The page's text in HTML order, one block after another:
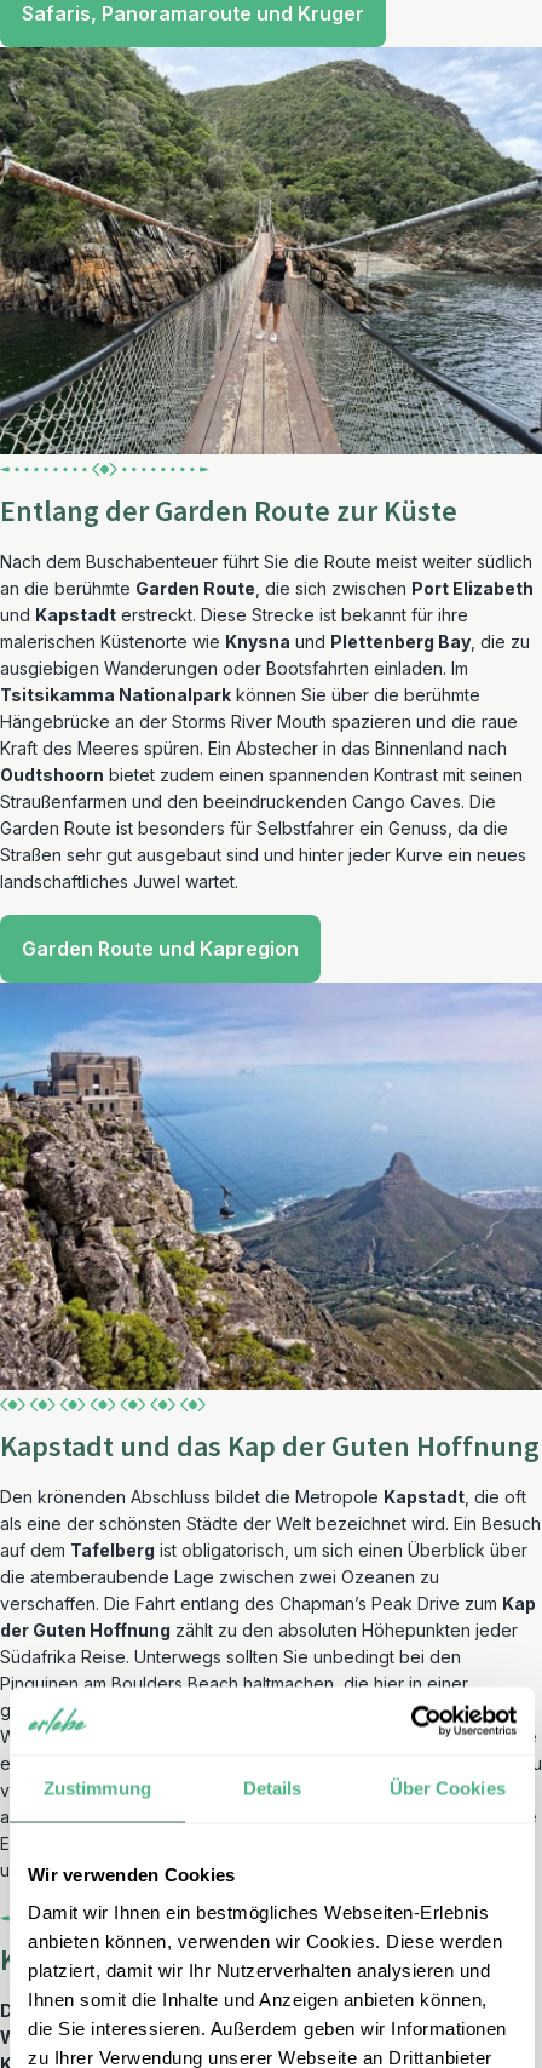
Zustimmung Details Über Cookies
Wir verwenden Cookies
Damit wir Ihnen ein bestmögliches Webseiten-Erlebnis
anbieten können, verwenden wir Cookies. Diese werden
platziert, damit wir Ihr Nutzerverhalten analysieren und
Ihnen somit die Inhalte und Anzeigen anbieten können,
die Sie interessieren. Außerdem geben wir Informationen
zu Ihrer Verwendung unserer Webseite an Drittanbieter
Safaris, Panoramaroute und Kruger
Entlang der Garden Route zur Küste
Nach dem Buschabenteuer führt Sie die Route meist weiter südlich
an die berühmte Garden Route , die sich zwischen Port Elizabeth
und Kapstadt erstreckt. Diese Strecke ist bekannt für ihre
malerischen Küstenorte wie Knysna und Plettenberg Bay , die zu
ausgiebigen Wanderungen oder Bootsfahrten einladen. Im
Tsitsikamma Nationalpark können Sie über die berühmte
Hängebrücke an der Storms River Mouth spazieren und die raue
Kraft des Meeres spüren. Ein Abstecher in das Binnenland nach
Oudtshoorn bietet zudem einen spannenden Kontrast mit seinen
Straußenfarmen und den beeindruckenden Cango Caves. Die
Garden Route ist besonders für Selbstfahrer ein Genuss, da die
Straßen sehr gut ausgebaut sind und hinter jeder Kurve ein neues
landschaftliches Juwel wartet.
Garden Route und Kapregion
Kapstadt und das Kap der Guten Hoffnung
Den krönenden Abschluss bildet die Metropole Kapstadt , die oft
als eine der schönsten Städte der Welt bezeichnet wird. Ein Besuch
auf dem Tafelberg ist obligatorisch, um sich einen Überblick über
die atemberaubende Lage zwischen zwei Ozeanen zu
verschaffen. Die Fahrt entlang des Chapman’s Peak Drive zum Kap
der Guten Hoffnung zählt zu den absoluten Höhepunkten jeder
Südafrika Reise. Unterwegs sollten Sie unbedingt bei den
Pinguinen am Boulders Beach haltmachen, die hier in einer
geschützten Bucht zu Hause sind. Auch die nahegelegene
Weinregion um
lädt dazu ein, die
erstklassigen südafrikanischen Tropfen in historischem Ambiente zu
verkosten. Kapstadt verbindet urbanes Flair mit Naturerlebnissen
auf eine Weise, die weltweit einzigartig ist. Die Stadt versprüht eine
Energie, die den Geist der Rainbow Nation perfekt widerspiegelt
und Ihre Reise harmonisch abrundet.
Kurz & knapp
Die beste Route für eine Südafrika Rundreise führt in drei
Wochen von Johannesburg über die privaten Reservate am
Kruger Park und die Garden Route bis nach Kapstadt, um